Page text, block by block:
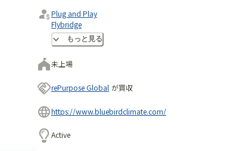
Plug and Play
Flybridge
Basis Set Ventures
もっと見る
未上場
rePurpose Global が買収
https://www.bluebirdclimate.com/
Active